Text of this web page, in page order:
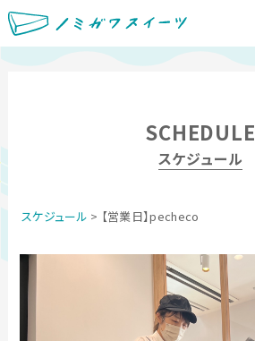
SCHEDULE
スケジュール
スケジュール > 【営業日】pecheco